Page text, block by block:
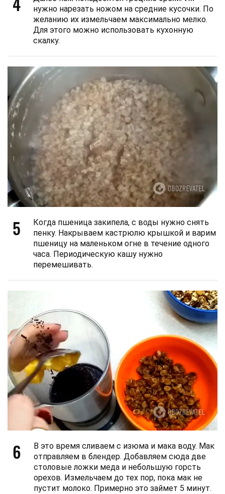
нужно нарезать ножом на средние кусочки. По
желанию их измельчаем максимально мелко.
Для этого можно использовать кухонную
скалку.
5
Когда пшеница закипела, с воды нужно снять
пенку. Накрываем кастрюлю крышкой и варим
пшеницу на маленьком огне в течение одного
часа. Периодическую кашу нужно
перемешивать.
6
В это время сливаем с изюма и мака воду. Мак
отправляем в блендер. Добавляем сюда две
столовые ложки меда и небольшую горсть
орехов. Измельчаем до тех пор, пока мак не
пустит молоко. Примерно это займет 5 минут.